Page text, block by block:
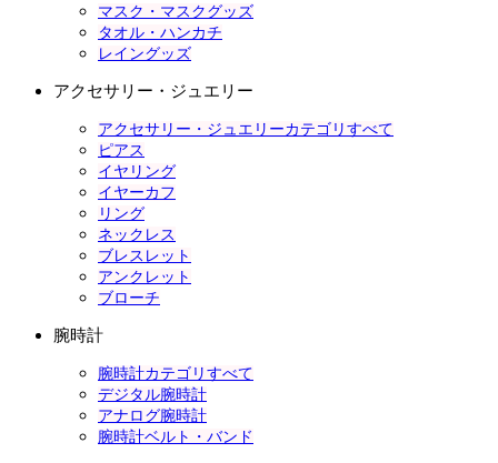
マスク・マスクグッズ
タオル・ハンカチ
レイングッズ
アクセサリー・ジュエリー
アクセサリー・ジュエリーカテゴリすべて
ピアス
イヤリング
イヤーカフ
リング
ネックレス
ブレスレット
アンクレット
ブローチ
腕時計
腕時計カテゴリすべて
デジタル腕時計
アナログ腕時計
腕時計ベルト・バンド